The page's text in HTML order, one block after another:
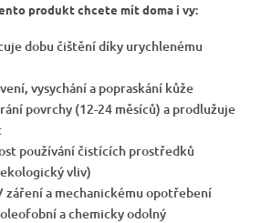
produkt chcete mít doma i vy:
dobu čištění díky urychlenému
vysychání a popraskání kůže
povrchy (12-24 měsíců) a prodlužuje
používání čistících prostředků
vliv)
záření a mechanickému opotřebení
a chemicky odolný